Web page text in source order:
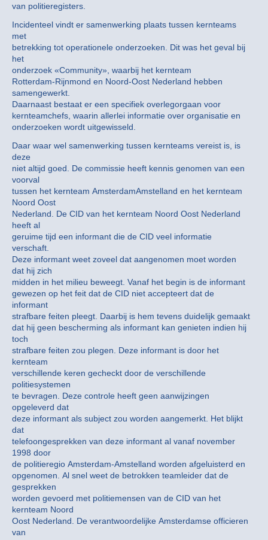
van politieregisters.
Incidenteel vindt er samenwerking plaats tussen kernteams
met
betrekking tot operationele onderzoeken. Dit was het geval bij
het
onderzoek «Community», waarbij het kernteam
Rotterdam-Rijnmond en Noord-Oost Nederland hebben
samengewerkt.
Daarnaast bestaat er een specifiek overlegorgaan voor
kernteamchefs, waarin allerlei informatie over organisatie en
onderzoeken wordt uitgewisseld.
Daar waar wel samenwerking tussen kernteams vereist is, is
deze
niet altijd goed. De commissie heeft kennis genomen van een
voorval
tussen het kernteam AmsterdamAmstelland en het kernteam
Noord Oost
Nederland. De CID van het kernteam Noord Oost Nederland
heeft al
geruime tijd een informant die de CID veel informatie
verschaft.
Deze informant weet zoveel dat aangenomen moet worden
dat hij zich
midden in het milieu beweegt. Vanaf het begin is de informant
gewezen op het feit dat de CID niet accepteert dat de
informant
strafbare feiten pleegt. Daarbij is hem tevens duidelijk gemaakt
dat hij geen bescherming als informant kan genieten indien hij
toch
strafbare feiten zou plegen. Deze informant is door het
kernteam
verschillende keren gecheckt door de verschillende
politiesystemen
te bevragen. Deze controle heeft geen aanwijzingen
opgeleverd dat
deze informant als subject zou worden aangemerkt. Het blijkt
dat
telefoongesprekken van deze informant al vanaf november
1998 door
de politieregio Amsterdam-Amstelland worden afgeluisterd en
opgenomen. Al snel weet de betrokken teamleider dat de
gesprekken
worden gevoerd met politiemensen van de CID van het
kernteam Noord
Oost Nederland. De verantwoordelijke Amsterdamse officieren
van